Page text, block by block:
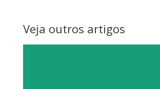
Veja outros artigos